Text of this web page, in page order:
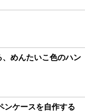
めんたいこ色のハン
ンケースを自作する